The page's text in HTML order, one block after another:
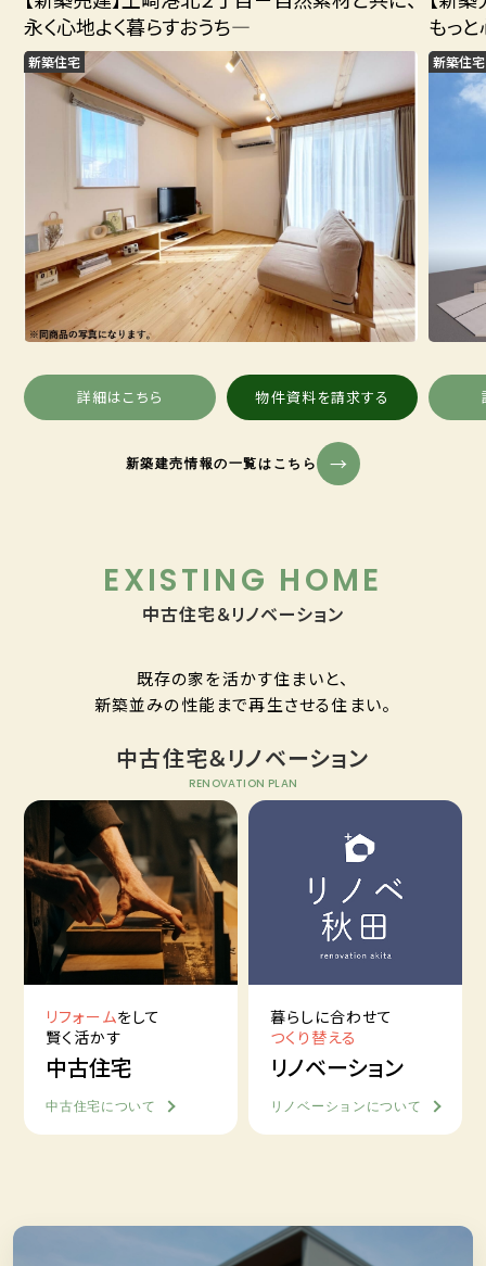
永く心地よく暮らすおうち―
新築住宅
詳細はこちら 物件資料を請求する
もっ
新築住宅
新築建売情報の一覧はこちら
EXISTING HOME
中古住宅＆リノベーション
既存の家を活かす住まいと、
新築並みの性能まで再生させる住まい。
中古住宅＆リノベーション
RENOVATION PLAN
リフォームをして
賢く活かす
中古住宅
中古住宅について
暮らしに合わせて
つくり替える
リノベーション
リノベーションについて